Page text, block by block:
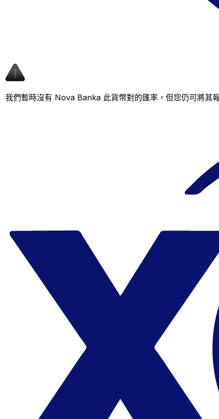
我們暫時沒有 Nova Banka 此貨幣對的匯率，但您仍可將其